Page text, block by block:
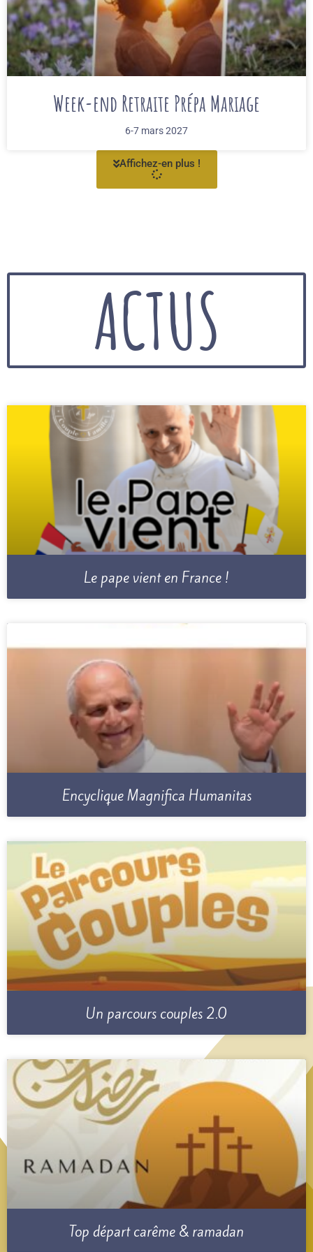
Week-end Retraite Prépa Mariage
6-7 mars 2027
Affichez-en plus !
Le pape vient en France !
Encyclique Magnifica Humanitas
Un parcours couples 2.0
Top départ carême & ramadan
ACTUS